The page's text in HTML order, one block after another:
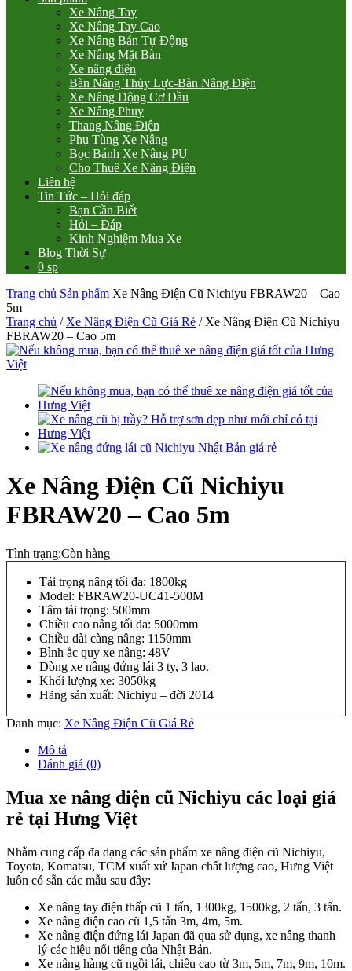
Xe Nâng Tay
Xe Nâng Tay Cao
Xe Nâng Bán Tự Động
Xe Nâng Mặt Bàn
Xe nâng điện
Bàn Nâng Thủy Lực-Bàn Nâng Điện
Xe Nâng Động Cơ Dầu
Xe Nâng Phuy
Thang Nâng Điện
Phụ Tùng Xe Nâng
Bọc Bánh Xe Nâng PU
Cho Thuê Xe Nâng Điện
Liên hệ
Tin Tức – Hỏi đáp
Bạn Cần Biết
Hỏi – Đáp
Kinh Nghiệm Mua Xe
Blog Thời Sự
0 sp
Trang chủ Sản phẩm Xe Nâng Điện Cũ Nichiyu FBRAW20 – Cao
5m
Trang chủ / Xe Nâng Điện Cũ Giá Rẻ / Xe Nâng Điện Cũ Nichiyu
FBRAW20 – Cao 5m
Xe Nâng Điện Cũ Nichiyu
FBRAW20 – Cao 5m
Tình trạng:Còn hàng
Tải trọng nâng tối đa: 1800kg
Model: FBRAW20-UC41-500M
Tâm tải trọng: 500mm
Chiều cao nâng tối đa: 5000mm
Chiều dài càng nâng: 1150mm
Bình ắc quy xe nâng: 48V
Dòng xe nâng đứng lái 3 ty, 3 lao.
Khối lượng xe: 3050kg
Hãng sản xuất: Nichiyu – đời 2014
Danh mục: Xe Nâng Điện Cũ Giá Rẻ
Mô tả
Đánh giá (0)
Mua xe nâng điện cũ Nichiyu các loại giá
rẻ tại Hưng Việt
Nhằm cung cấp đa dạng các sản phẩm xe nâng điện cũ Nichiyu,
Toyota, Komatsu, TCM xuất xứ Japan chất lượng cao, Hưng Việt
luôn có sẵn các mẫu sau đây:
Xe nâng tay điện thấp cũ 1 tấn, 1300kg, 1500kg, 2 tấn, 3 tấn.
Xe nâng điện cao cũ 1,5 tấn 3m, 4m, 5m.
Xe nâng điện đứng lái Japan đã qua sử dụng, xe nâng thanh
lý các hiệu nổi tiếng của Nhật Bản.
Xe nâng hàng cũ ngồi lái, chiều cao từ 3m, 5m, 7m, 9m, 10m.